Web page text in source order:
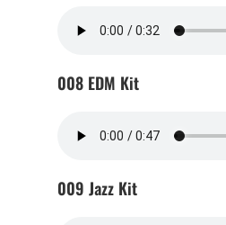
008 EDM Kit
009 Jazz Kit